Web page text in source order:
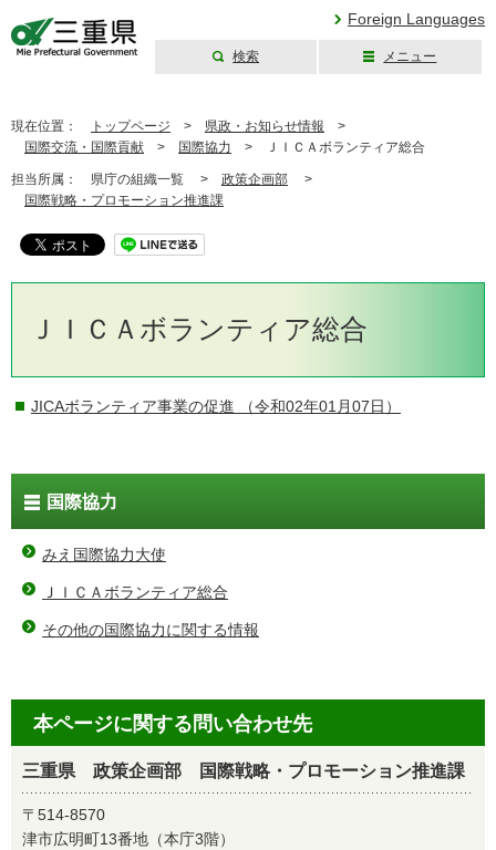
Foreign Languages
検索 メニュー
現在位置： トップページ > 県政・お知らせ情報 >
国際交流・国際貢献 > 国際協力 > ＪＩＣＡボランティア総合
担当所属： 県庁の組織一覧 > 政策企画部 >
国際戦略・プロモーション推進課
ＪＩＣＡボランティア総合
JICAボランティア事業の促進 （令和02年01月07日）
国際協力
みえ国際協力大使
ＪＩＣＡボランティア総合
その他の国際協力に関する情報
本ページに関する問い合わせ先
三重県 政策企画部 国際戦略・プロモーション推進課
〒514-8570
津市広明町13番地（本庁3階）